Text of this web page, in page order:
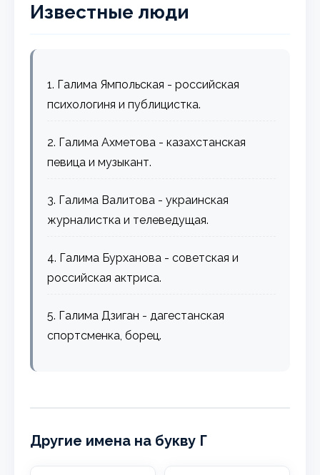
Известные люди
1. Галима Ямпольская - российская
психологиня и публицистка.
2. Галима Ахметова - казахстанская
певица и музыкант.
3. Галима Валитова - украинская
журналистка и телеведущая.
4. Галима Бурханова - советская и
российская актриса.
5. Галима Дзиган - дагестанская
спортсменка, борец.
Другие имена на букву Г